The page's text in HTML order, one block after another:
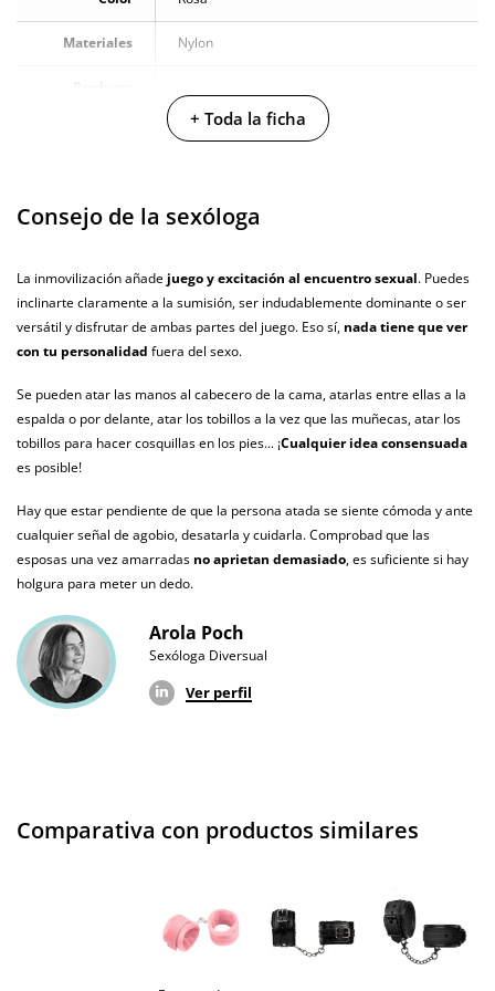
Materiales Nylon
Envío discreto Paquete discreto y sin distintivos
Producto
original
recibo?
+ Toda la ficha
Consejo de la sexóloga
La inmovilización añade juego y excitación al encuentro sexual. Puedes
inclinarte claramente a la sumisión, ser indudablemente dominante o ser
versátil y disfrutar de ambas partes del juego. Eso sí, nada tiene que ver
con tu personalidad fuera del sexo.
Se pueden atar las manos al cabecero de la cama, atarlas entre ellas a la
espalda o por delante, atar los tobillos a la vez que las muñecas, atar los
tobillos para hacer cosquillas en los pies... ¡Cualquier idea consensuada
es posible!
Hay que estar pendiente de que la persona atada se siente cómoda y ante
cualquier señal de agobio, desatarla y cuidarla. Comprobad que las
esposas una vez amarradas no aprietan demasiado, es suficiente si hay
holgura para meter un dedo.
Arola Poch
Sexóloga Diversual
Ver perfil
Comparativa con productos similares